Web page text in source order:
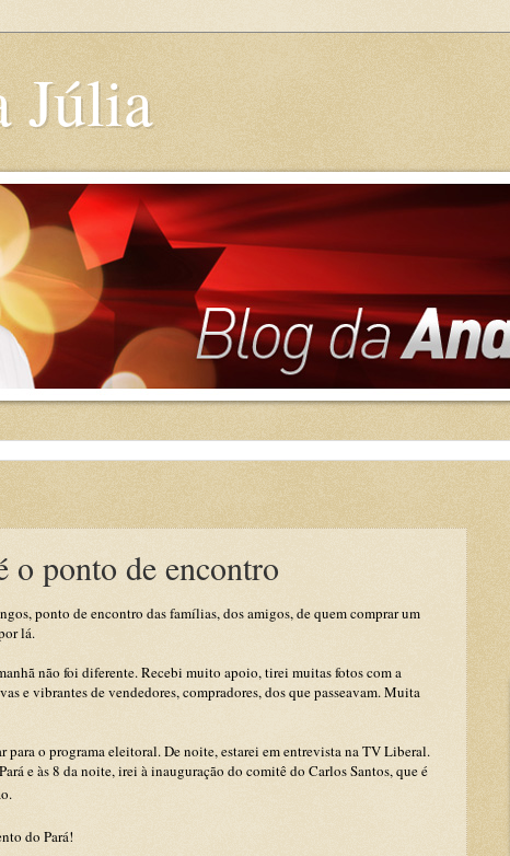
Júlia
o ponto de encontro
ponto de encontro das famílias, dos amigos, de quem comprar um
lá.
não foi diferente. Recebi muito apoio, tirei muitas fotos com a
e vibrantes de vendedores, compradores, dos que passeavam. Muita
para o programa eleitoral. De noite, estarei em entrevista na TV Liberal.
e às 8 da noite, irei à inauguração do comitê do Carlos Santos, que é
do Pará!